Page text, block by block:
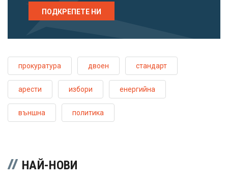
ПОДКРЕПЕТЕ НИ
прокуратура двоен стандарт
арести избори енергийна
външна политика
НАЙ-НОВИ